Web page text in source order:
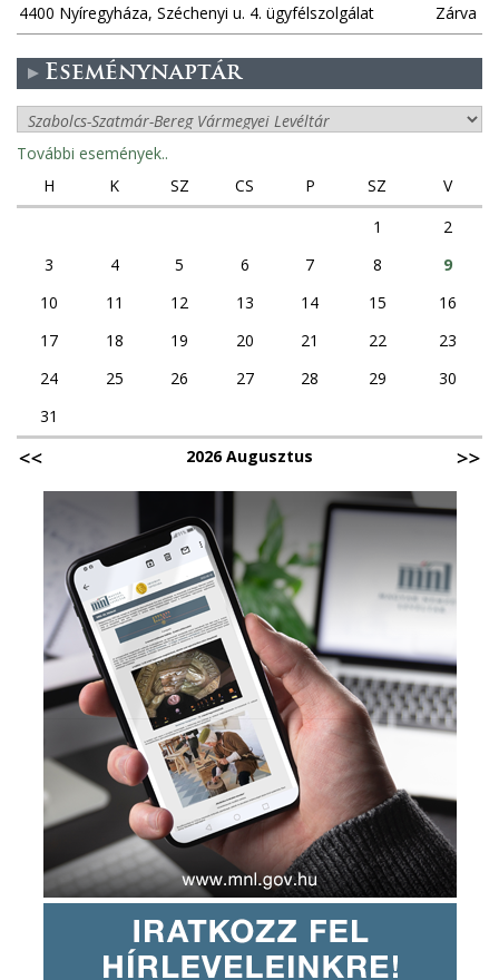
4400 Nyíregyháza, Széchenyi u. 4. ügyfélszolgálat
Zárva
Eseménynaptár
További események..
H
K SZ CS P SZ
V
1
2
3
4 5 6 7 8
9
10
11 12 13 14 15
16
17
18 19 20 21 22
23
24
25 26 27 28 29
30
31
2026 Augusztus